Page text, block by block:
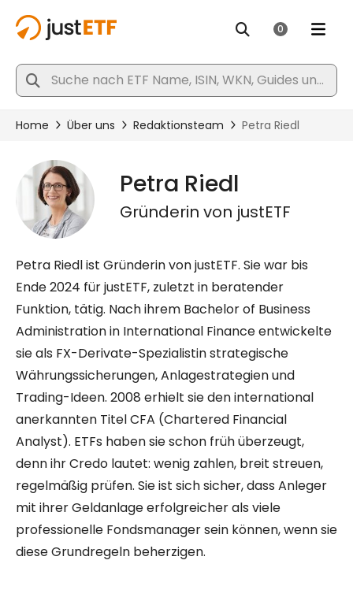
Petra Riedl
Gründerin von justETF
Petra Riedl ist Gründerin von justETF. Sie war bis
Ende 2024 für justETF, zuletzt in beratender
Funktion, tätig. Nach ihrem Bachelor of Business
Administration in International Finance entwickelte
sie als FX-Derivate-Spezialistin strategische
Währungssicherungen, Anlagestrategien und
Trading-Ideen. 2008 erhielt sie den international
anerkannten Titel CFA (Chartered Financial
Analyst). ETFs haben sie schon früh überzeugt,
denn ihr Credo lautet: wenig zahlen, breit streuen,
regelmäßig prüfen. Sie ist sich sicher, dass Anleger
mit ihrer Geldanlage erfolgreicher als viele
professionelle Fondsmanager sein können, wenn sie
diese Grundregeln beherzigen.